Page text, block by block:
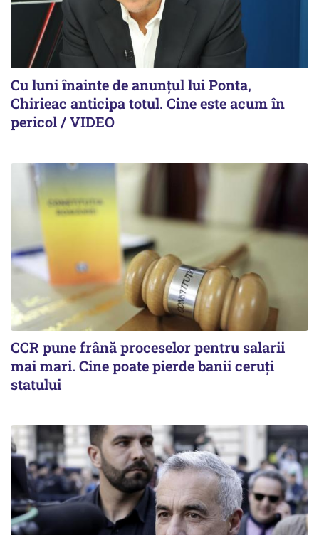
Cu luni înainte de anunțul lui Ponta,
Chirieac anticipa totul. Cine este acum în
pericol / VIDEO
CCR pune frână proceselor pentru salarii
mai mari. Cine poate pierde banii ceruți
statului